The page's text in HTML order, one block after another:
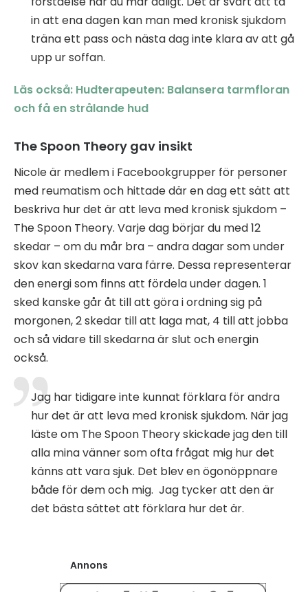
in att ena dagen kan man med kronisk sjukdom
träna ett pass och nästa dag inte klara av att gå
upp ur soffan.
Läs också: Hudterapeuten: Balansera tarmfloran
och få en strålande hud
The Spoon Theory gav insikt
Nicole är medlem i Facebookgrupper för personer
med reumatism och hittade där en dag ett sätt att
beskriva hur det är att leva med kronisk sjukdom –
The Spoon Theory. Varje dag börjar du med 12
skedar – om du mår bra – andra dagar som under
skov kan skedarna vara färre. Dessa representerar
den energi som finns att fördela under dagen. 1
sked kanske går åt till att göra i ordning sig på
morgonen, 2 skedar till att laga mat, 4 till att jobba
och så vidare till skedarna är slut och energin
också.
Jag har tidigare inte kunnat förklara för andra
hur det är att leva med kronisk sjukdom. När jag
läste om The Spoon Theory skickade jag den till
alla mina vänner som ofta frågat mig hur det
känns att vara sjuk. Det blev en ögonöppnare
både för dem och mig. Jag tycker att den är
det bästa sättet att förklara hur det är.
Annons